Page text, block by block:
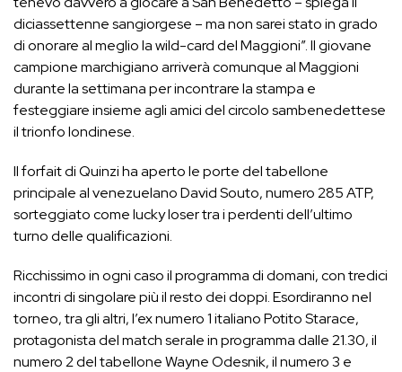
diciassettenne sangiorgese – ma non sarei stato in grado
di onorare al meglio la wild-card del Maggioni”. Il giovane
campione marchigiano arriverà comunque al Maggioni
durante la settimana per incontrare la stampa e
festeggiare insieme agli amici del circolo sambenedettese
il trionfo londinese.
Il forfait di Quinzi ha aperto le porte del tabellone
principale al venezuelano David Souto, numero 285 ATP,
sorteggiato come lucky loser tra i perdenti dell’ultimo
turno delle qualificazioni.
Ricchissimo in ogni caso il programma di domani, con tredici
incontri di singolare più il resto dei doppi. Esordiranno nel
torneo, tra gli altri, l’ex numero 1 italiano Potito Starace,
protagonista del match serale in programma dalle 21.30, il
numero 2 del tabellone Wayne Odesnik, il numero 3 e